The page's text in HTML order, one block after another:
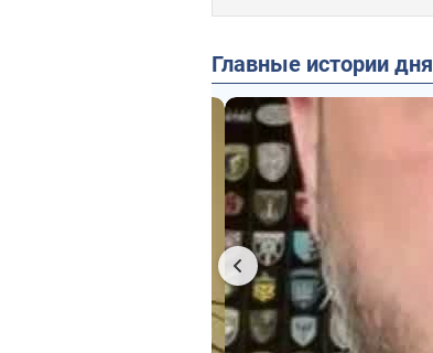
Главные истории дня